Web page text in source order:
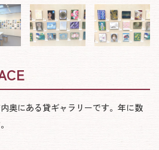
奥にある貸ギャラリーです。年に数